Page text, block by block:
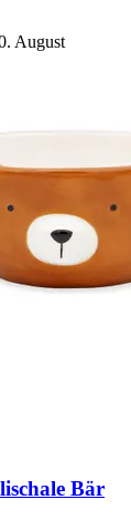
August
Bär